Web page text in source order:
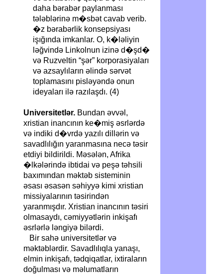
daha bərabər paylanması
tələblərinə m�sbət cavab verib.
�z bərabərlik konsepsiyası
işığında imkanlar. O, k�ləliyin
ləğvində Linkolnun izinə d�şd�
və Ruzveltin “şər” korporasiyaları
və azsaylıların əlində sərvət
toplamasını pisləyəndə onun
ideyaları ilə razılaşdı. (4)
Universitetlər. Bundan əvvəl,
xristian inancının ke�miş əsrlərdə
və indiki d�vrdə yazılı dillərin və
savadlılığın yaranmasına necə təsir
etdiyi bildirildi. Məsələn, Afrika
�lkələrində ibtidai və peşə təhsili
baxımından məktəb sisteminin
əsası əsasən səhiyyə kimi xristian
missiyalarının təsirindən
yaranmışdır. Xristian inancının təsiri
olmasaydı, cəmiyyətlərin inkişafı
əsrlərlə ləngiyə bilərdi.
Bir sahə universitetlər və
məktəblərdir. Savadlılıqla yanaşı,
elmin inkişafı, tədqiqatlar, ixtiraların
doğulması və məlumatların